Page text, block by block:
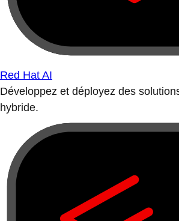
Red Hat AI
Développez et déployez des
hybride.